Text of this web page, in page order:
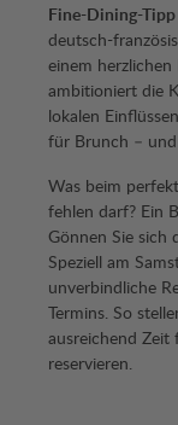
Fine-Dining-Tipp
deutsch-
einem
ambitioniert die
lokalen
für Brunch –
Was beim
fehlen darf? Ein
Gönnen Sie sich
Speziell am
unverbindliche
Termins. So
ausreichend Zeit
reservieren.